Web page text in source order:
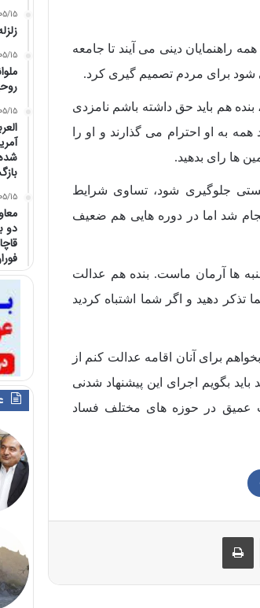
راهنمایان دینی می آیند تا جامعه
شود برای مردم تصمیم گیری کرد.
هم باید حق داشته باشم نامزدی
به او احترام می گذارند و او را
ها رای بدهید.
جلوگیری شود، تساوی شرایط
شد اما در دوره هایی هم ضعیف
ها آرمان ماست. بنده هم عدالت
دهید و اگر شما اشتباه کردید
برای آنان اقامه عدالت کنم از
بگویم اجرای این پیشنهاد شدنی
عمیق در حوزه های مختلف فساد
15
زلزله ۴ ریشتری
15
15
15
دو